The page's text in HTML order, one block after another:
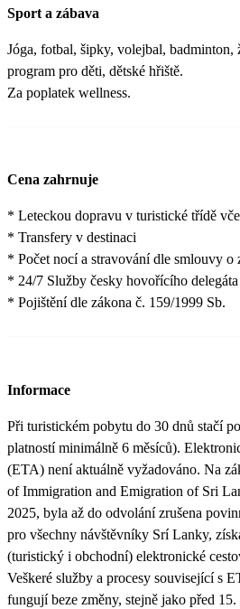
Sport a zábava
Jóga, fotbal, šipky, volejbal, badminton,
program pro děti, dětské hřiště.
Za poplatek wellness.
Cena zahrnuje
* Leteckou dopravu v turistické třídě
* Transfery v destinaci
* Počet nocí a stravování dle smlouvy o
* 24/7 Služby česky hovořícího
* Pojištění dle zákona č. 159/1999 Sb.
Informace
Při turistickém pobytu do 30 dnů stačí
platností minimálně 6 měsíců).
(ETA) není aktuálně vyžadováno. Na
of Immigration and Emigration of Sri
2025, byla až do odvolání zrušena
pro všechny návštěvníky Srí Lanky,
(turistický i obchodní) elektronické
Veškeré služby a procesy související s
fungují beze změny, stejně jako před